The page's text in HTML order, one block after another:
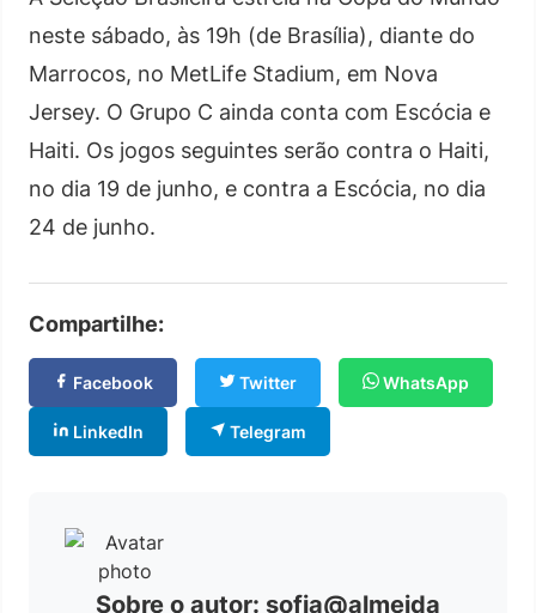
neste sábado, às 19h (de Brasília), diante do
Marrocos, no MetLife Stadium, em Nova
Jersey. O Grupo C ainda conta com Escócia e
Haiti. Os jogos seguintes serão contra o Haiti,
no dia 19 de junho, e contra a Escócia, no dia
24 de junho.
Compartilhe:
Facebook Twitter WhatsApp
LinkedIn Telegram
Sobre o autor: sofia@almeida